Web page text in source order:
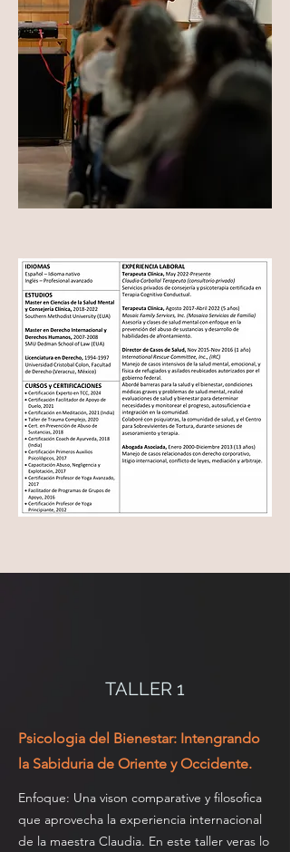
TALLER 1
Psicologia del Bienestar: Intengrando
la Sabiduria de Oriente y Occidente.
Enfoque: Una vison comparative y filosofica
que aprovecha la experiencia internacional
de la maestra Claudia. En este taller veras lo